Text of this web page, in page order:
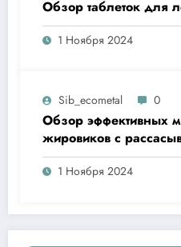
Обзор таблеток для
1 Ноября 2024
Sib_ecometal 0
Обзор эффективных
жировиков с
1 Ноября 2024